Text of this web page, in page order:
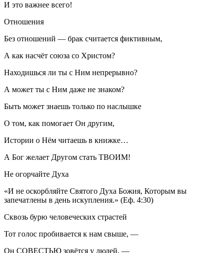
И это важнее всего!
Отношения
Без отношений — брак считается фиктивным,
А как насчёт союза со Христом?
Находишься ли ты с Ним непрерывно?
А может ты с Ним даже не знаком?
Быть может знаешь только по наслышке
О том, как помогает Он другим,
Истории о Нём читаешь в книжке…
А Бог желает Другом стать ТВОИМ!
Не огорчайте Духа
«И не оскорбляйте Святого Духа Божия, Которым вы
запечатлены в день искупления.» (Еф. 4:30)
Сквозь бурю человеческих страстей
Тот голос пробивается к нам свыше, —
Он СОВЕСТЬЮ зовётся у людей, —